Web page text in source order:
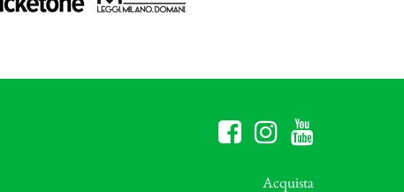
Acquista